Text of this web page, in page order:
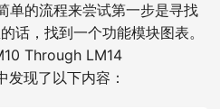
单的流程来尝试第一步是寻找
话，找到一个功能模块图表。
Through LM14
现了以下内容：